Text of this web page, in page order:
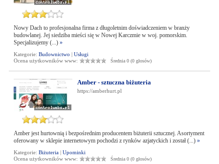
Nowy Dach to profesjonalna firma z długoletnim doświadczeniem w branży
budowlanej. Jej siedziba mieści się w Nowej Karczmie w woj. pomorskim.
Specjalizujemy (...) »
Kategorie: Budownictwo | Usługi
Ocena użytkowników www:
Średnia 0 (0 głosów)
Amber - sztuczna biżuteria
https://amberhurt.pl
Amber jest hurtownią i bezpośrednim producentem biżuterii sztucznej. Asortyment
oferowany w sklepie internetowym pochodzi z rynków azjatyckich i został (...) »
Kategorie: Biżuteria| Upominki
Ocena użytkowników www:
Średnia 0 (0 głosów)